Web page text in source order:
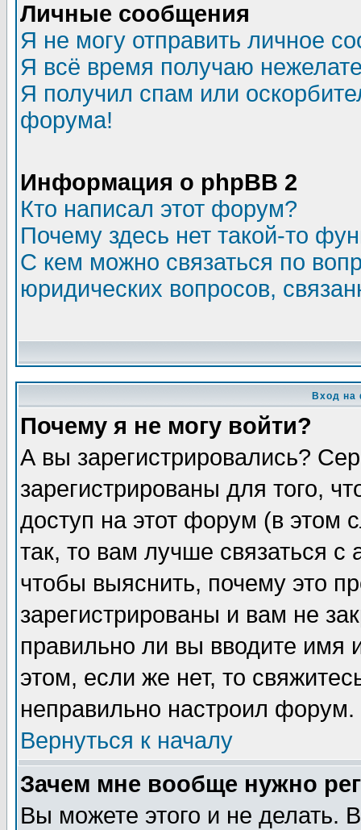
Личные сообщения
Я не могу отправить личное
Я всё время получаю
Я получил спам или
форума!
Информация о phpBB 2
Кто написал этот форум?
Почему здесь нет такой-то
С кем можно связаться по
юридических вопросов,
Вход на
Почему я не могу войти?
А вы зарегистрировались?
зарегистрированы для того,
доступ на этот форум (в этом
так, то вам лучше связаться
чтобы выяснить, почему это
зарегистрированы и вам не
правильно ли вы вводите
этом, если же нет, то
неправильно настроил форум.
Вернуться к началу
Зачем мне вообще нужно
Вы можете этого и не делать.